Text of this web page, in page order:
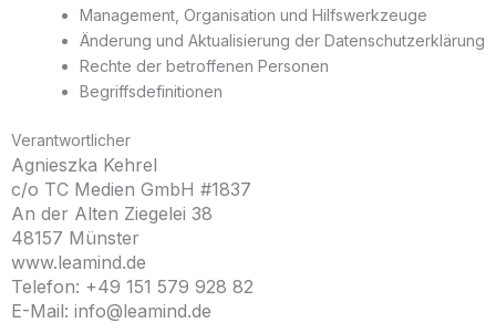
Management, Organisation und Hilfswerkzeuge
Änderung und Aktualisierung der Datenschutzerklärung
Rechte der betroffenen Personen
Begriffsdefinitionen
Verantwortlicher
Agnieszka Kehrel
c/o TC Medien GmbH #1837
An der Alten Ziegelei 38
48157 Münster
www.leamind.de
Telefon: +49 151 579 928 82
E-Mail: info@leamind.de